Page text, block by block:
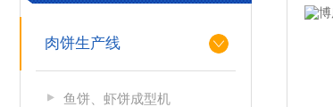
肉饼生产线
鱼饼、虾饼成型机